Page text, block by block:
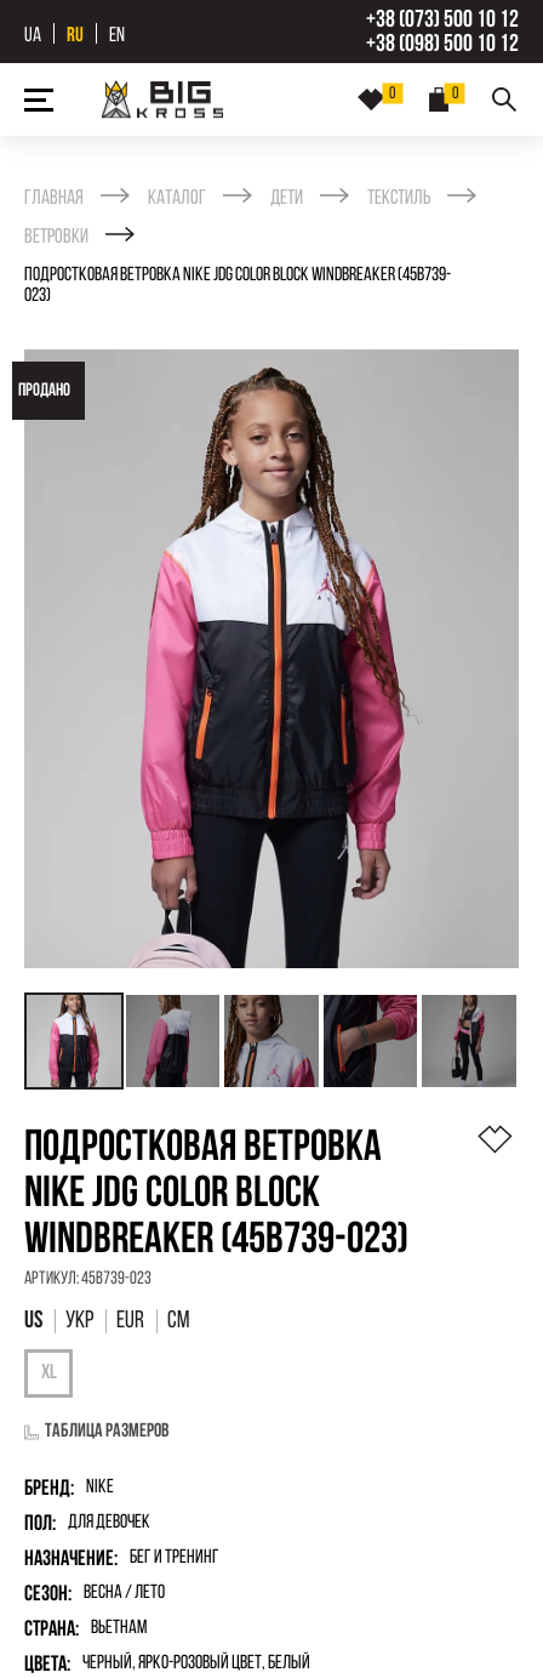
UA RU EN
+38 (073) 500 10 12
+38 (098) 500 10 12
0
0
Главная Каталог Дети
Текстиль
Ветровки
ПОДРОСТКОВАЯ ВЕТРОВКА NIKE JDG COLOR BLOCK WINDBREAKER (45B739-
023)
ПРОДАНО
ПОДРОСТКОВАЯ ВЕТРОВКА
NIKE JDG COLOR BLOCK
WINDBREAKER (45B739-023)
Артикул:45B739-023
УКР EUR См
Таблица размеров
Бренд: Nike
Пол: для девочек
Назначение: Бег и Тренинг
Сезон: Весна / Лето
Страна: Вьетнам
Цвета: Черный, Ярко-Розовый Цвет, Белый